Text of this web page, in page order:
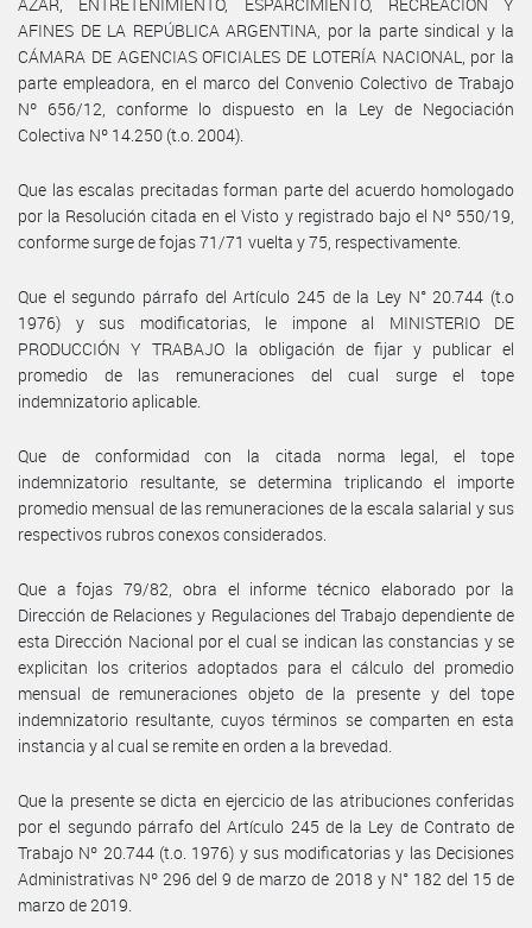
AFINES DE LA REPÚBLICA ARGENTINA, por la parte sindical y la
CÁMARA DE AGENCIAS OFICIALES DE LOTERÍA NACIONAL, por la
parte empleadora, en el marco del Convenio Colectivo de Trabajo
Nº 656/12, conforme lo dispuesto en la Ley de Negociación
Colectiva Nº 14.250 (t.o. 2004).
Que las escalas precitadas forman parte del acuerdo homologado
por la Resolución citada en el Visto y registrado bajo el Nº 550/19,
conforme surge de fojas 71/71 vuelta y 75, respectivamente.
Que el segundo párrafo del Artículo 245 de la Ley N° 20.744 (t.o
1976) y sus modificatorias, le impone al MINISTERIO DE
PRODUCCIÓN Y TRABAJO la obligación de fijar y publicar el
promedio de las remuneraciones del cual surge el tope
indemnizatorio aplicable.
Que de conformidad con la citada norma legal, el tope
indemnizatorio resultante, se determina triplicando el importe
promedio mensual de las remuneraciones de la escala salarial y sus
respectivos rubros conexos considerados.
Que a fojas 79/82, obra el informe técnico elaborado por la
Dirección de Relaciones y Regulaciones del Trabajo dependiente de
esta Dirección Nacional por el cual se indican las constancias y se
explicitan los criterios adoptados para el cálculo del promedio
mensual de remuneraciones objeto de la presente y del tope
indemnizatorio resultante, cuyos términos se comparten en esta
instancia y al cual se remite en orden a la brevedad.
Que la presente se dicta en ejercicio de las atribuciones conferidas
por el segundo párrafo del Artículo 245 de la Ley de Contrato de
Trabajo Nº 20.744 (t.o. 1976) y sus modificatorias y las Decisiones
Administrativas Nº 296 del 9 de marzo de 2018 y N° 182 del 15 de
marzo de 2019.